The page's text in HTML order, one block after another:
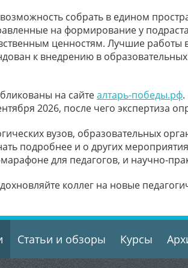
собрать в едином
на формирование у
ценностям. Лучшие работы
к внедрению в
на сайтеалтарь-победы.рф
2026, после чего экспертиза
вузов, образовательных
подробнее и о других
для педагогов, и научно-
коллег на новые
Статьи и обзоры Курсы